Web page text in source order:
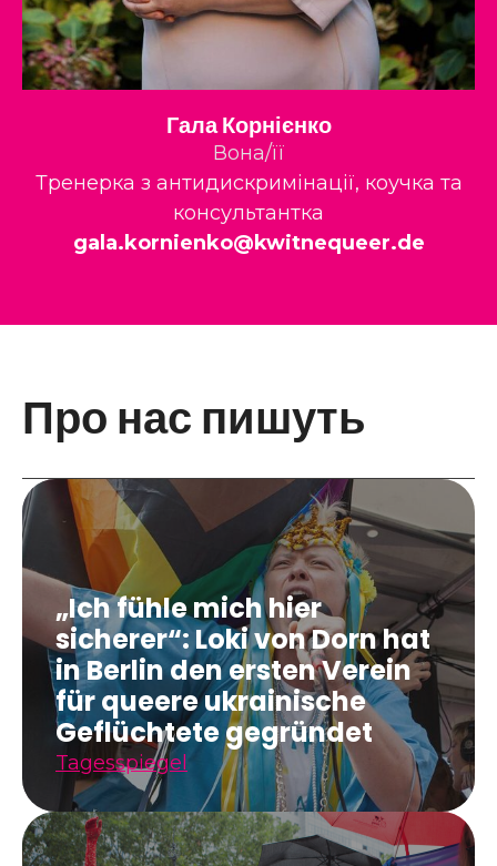
Гала Корнієнко
Вона/її
Тренерка з антидискримінації, коучка та
консультантка
gala.kornienko@kwitnequeer.de
Про нас пишуть
„Ich fühle mich hier
sicherer“: Loki von Dorn hat
in Berlin den ersten Verein
für queere ukrainische
Geflüchtete gegründet
Tagesspiegel